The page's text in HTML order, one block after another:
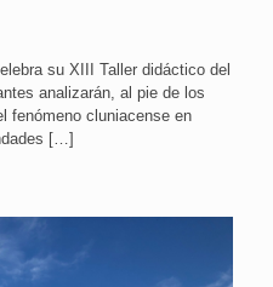
su XIII Taller didáctico del
analizarán, al pie de los
fenómeno cluniacense en
[…]